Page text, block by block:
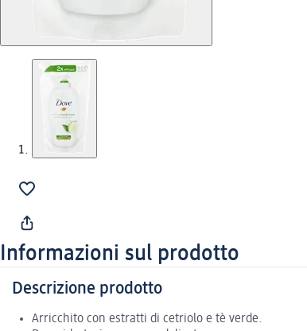
Informazioni sul prodotto
Descrizione prodotto
Arricchito con estratti di cetriolo e tè verde.